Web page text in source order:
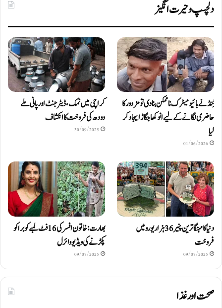
دلچسپ و حیرت انگیز
ٹِنڈ نے بائیومیٹرک ناممکن بنا دی تو مزدور کا
حاضری لگانے کے لیے انوکھا جگاڑ ایجاد کر
لیا
01/06/2026
کراچی میں نمک، ڈیٹرجنٹ اور پانی ملے
دودھ کی فروخت کا انکشاف
30/09/2025
دنیا کا مہنگا ترین پنیر 36 ہزار یورو میں
فروخت
09/07/2025
بھارت: خاتون افسر کی 16 فٹ لمبے کوبرا کو
پکڑنے کی ویڈیو وائرل
09/07/2025
صحت اور غذا